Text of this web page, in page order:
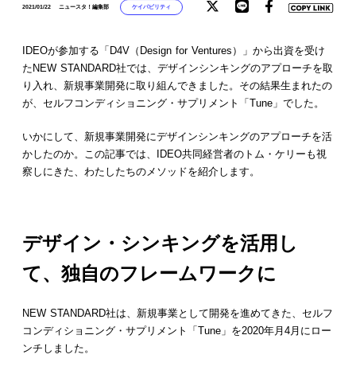
2021/01/22 ニュースタ！編集部 ケイパビリティ
IDEOが参加する「D4V（Design for Ventures）」から出資を受け
たNEW STANDARD社では、デザインシンキングのアプローチを取
り入れ、新規事業開発に取り組んできました。その結果生まれたの
が、セルフコンディショニング・サプリメント「Tune」でした。
いかにして、新規事業開発にデザインシンキングのアプローチを活
かしたのか。この記事では、IDEO共同経営者のトム・ケリーも視
察しにきた、わたしたちのメソッドを紹介します。
デザイン・シンキングを活用し
て、独自のフレームワークに
NEW STANDARD社は、新規事業として開発を進めてきた、セルフ
コンディショニング・サプリメント「Tune」を2020年月4月にロー
ンチしました。